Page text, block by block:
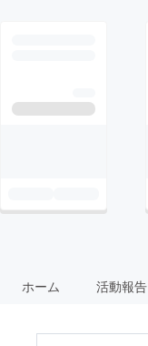
ホーム 活動報告